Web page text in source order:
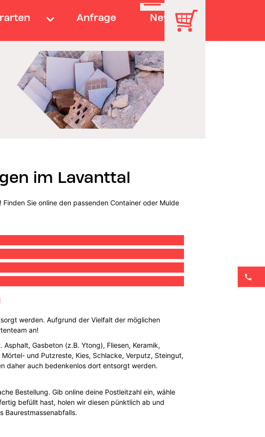
Anfrage News
im Lavanttal
Sie online den passenden Container oder Mulde
werden. Aufgrund der Vielfalt der möglichen
an!
Gasbeton (z.B. Ytong), Fliesen, Keramik,
und Putzreste, Kies, Schlacke, Verputz, Steingut,
daher auch bedenkenlos dort entsorgt werden.
Bestellung. Gib online deine Postleitzahl ein, wähle
befüllt hast, holen wir diesen pünktlich ab und
Baurestmassenabfalls.